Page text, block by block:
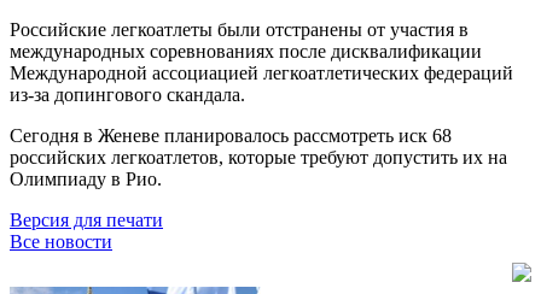
Российские легкоатлеты были отстранены от участия в
международных соревнованиях после дисквалификации
Международной ассоциацией легкоатлетических федераций
из-за допингового скандала.
Сегодня в Женеве планировалось рассмотреть иск 68
российских легкоатлетов, которые требуют допустить их на
Олимпиаду в Рио.
Версия для печати
Все новости